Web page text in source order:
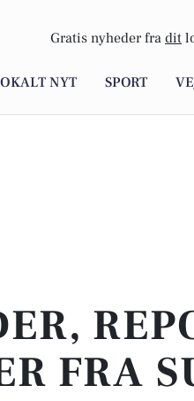
Gratis nyheder fra dit
NYT SPORT
FRA